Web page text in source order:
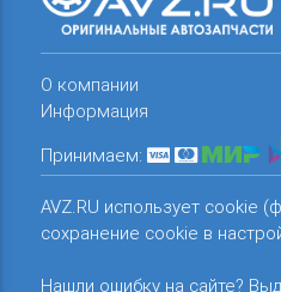
О компании
Информация
Принимаем:
AVZ.RU использует cookie
сохранение cookie в
Нашли ошибку на сайте?